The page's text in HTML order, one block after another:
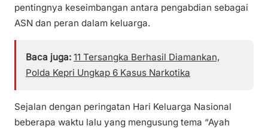
pentingnya keseimbangan antara pengabdian sebagai
ASN dan peran dalam keluarga.
Baca juga: 11 Tersangka Berhasil Diamankan,
Polda Kepri Ungkap 6 Kasus Narkotika
Sejalan dengan peringatan Hari Keluarga Nasional
beberapa waktu lalu yang mengusung tema “Ayah